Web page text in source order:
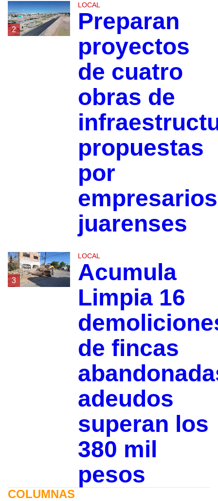
2
LOCAL
Preparan
proyectos
de cuatro
obras de
propuestas
por
empresarios
juarenses
3
LOCAL
Acumula
Limpia 16
de fincas
adeudos
superan los
380 mil
pesos
COLUMNAS